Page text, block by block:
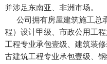
并涉足东南亚、非洲市场。
公司拥有房屋建筑施工总
程）设计甲级、市政公用工
工程专业承包壹级、建筑装
古建筑工程专业承包壹级、